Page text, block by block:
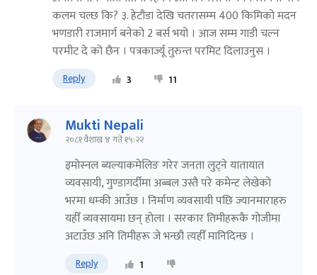
कलम चल्छ कि? ३. हेटौंडा देखि चतरासम्म 400 किमिको मदन
भणडारी राजमार्ग बनेको 2 बर्स भयो । आज सम्म गाडी चल्न
परमीट दे को छैन । पत्रकार्ज्यू तुरुन्त परमिट दिलाउनुस ।
Reply 3 11
Mukti Nepali
२०८१ वैशाख ४ गते १५:२२
इमोस्नल ब्यल्याकमेलिङ गरेर जनता लुट्ने यातायात
व्यवसायी, गुण्डागर्दीमा अब्बल उस्तै परे कमेन्ट लेखेको
भरमा धम्की आउँछ । निर्माण व्यवसायी पछि ज्यानमाराहरु
यहीँ व्यवसायमा छन् होला । सरकार तिमीहरूकै गोजीमा
अटाउँछ अनि तिमीहरू जे भन्छौ त्यहीँ मानिदिन्छ ।
Reply 1